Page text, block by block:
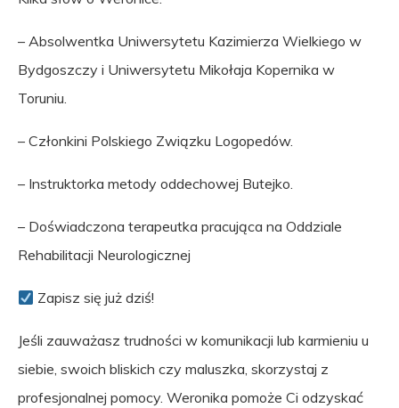
– Absolwentka Uniwersytetu Kazimierza Wielkiego w
Bydgoszczy i Uniwersytetu Mikołaja Kopernika w
Toruniu.
– Członkini Polskiego Związku Logopedów.
– Instruktorka metody oddechowej Butejko.
– Doświadczona terapeutka pracująca na Oddziale
Rehabilitacji Neurologicznej
Zapisz się już dziś!
Jeśli zauważasz trudności w komunikacji lub karmieniu u
siebie, swoich bliskich czy maluszka, skorzystaj z
profesjonalnej pomocy. Weronika pomoże Ci odzyskać